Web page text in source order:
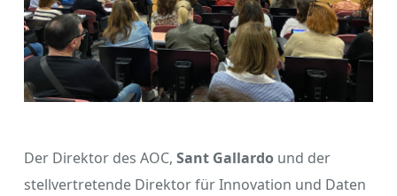
Der Direktor des AOC, Sant Gallardo und der
stellvertretende Direktor für Innovation und Daten